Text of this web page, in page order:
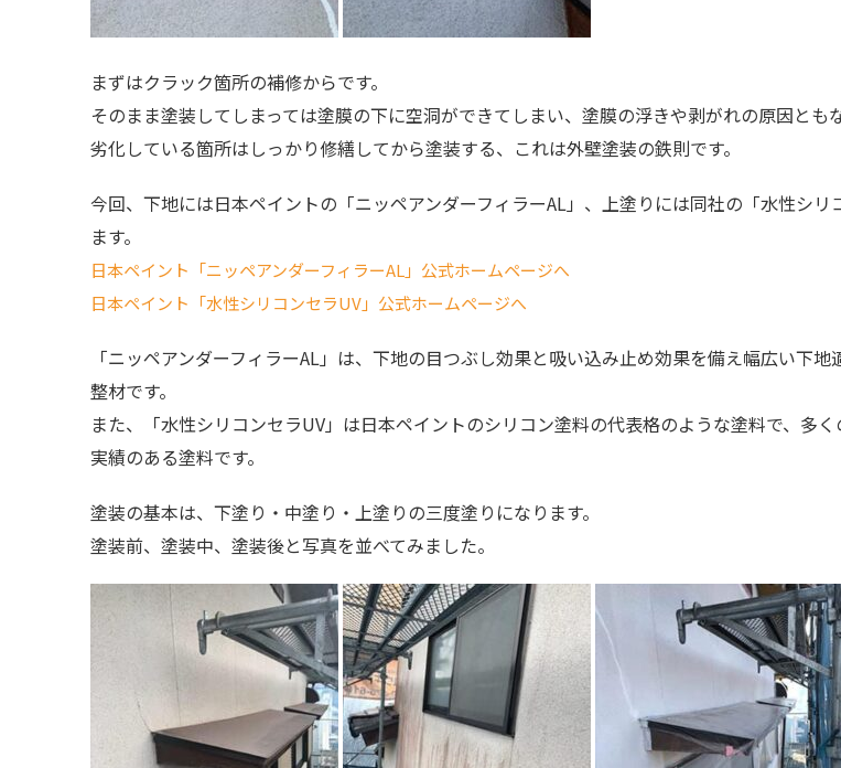
まずはクラック箇所の補修からです。
そのまま塗装してしまっては塗膜の下に空洞ができてしまい、塗膜の浮きや剥がれの原因ともな
劣化している箇所はしっかり修繕してから塗装する、これは外壁塗装の鉄則です。
今回、下地には日本ペイントの「ニッペアンダーフィラーAL」、上塗りには同社の「水性シリ
ます。
日本ペイント「ニッペアンダーフィラーAL」公式ホームページへ
日本ペイント「水性シリコンセラUV」公式ホームページへ
「ニッペアンダーフィラーAL」は、下地の目つぶし効果と吸い込み止め効果を備え幅広い下
整材です。
また、「水性シリコンセラUV」は日本ペイントのシリコン塗料の代表格のような塗料で、多
実績のある塗料です。
塗装の基本は、下塗り・中塗り・上塗りの三度塗りになります。
塗装前、塗装中、塗装後と写真を並べてみました。